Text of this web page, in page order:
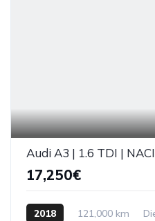
Audi A3 | 1.6 TDI |
17,250€
2018 121,000 km